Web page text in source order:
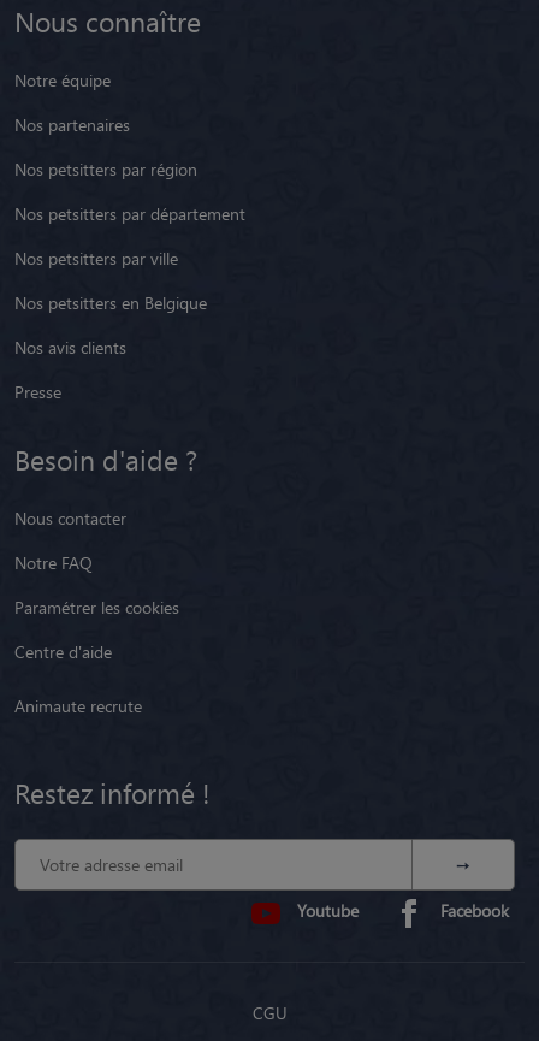
Nous connaître
Notre équipe
Nos partenaires
Nos petsitters par région
Nos petsitters par département
Nos petsitters par ville
Nos petsitters en Belgique
Nos avis clients
Presse
Besoin d'aide ?
Nous contacter
Notre FAQ
Paramétrer les cookies
Centre d'aide
Animaute recrute
Restez informé !
Youtube Facebook
CGU